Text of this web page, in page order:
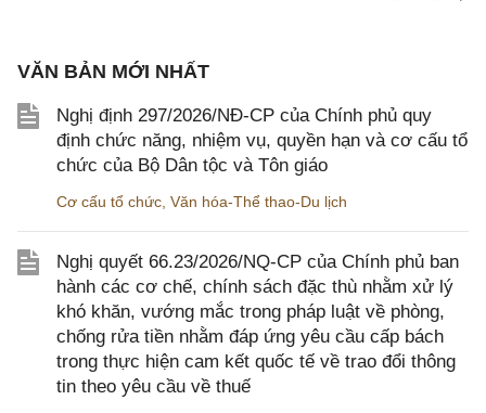
VĂN BẢN MỚI NHẤT
Nghị định 297/2026/NĐ-CP của Chính phủ quy
định chức năng, nhiệm vụ, quyền hạn và cơ cấu tổ
chức của Bộ Dân tộc và Tôn giáo
Cơ cấu tổ chức Văn hóa-Thể thao-Du lịch
Nghị quyết 66.23/2026/NQ-CP của Chính phủ ban
hành các cơ chế, chính sách đặc thù nhằm xử lý
khó khăn, vướng mắc trong pháp luật về phòng,
chống rửa tiền nhằm đáp ứng yêu cầu cấp bách
trong thực hiện cam kết quốc tế về trao đổi thông
tin theo yêu cầu về thuế